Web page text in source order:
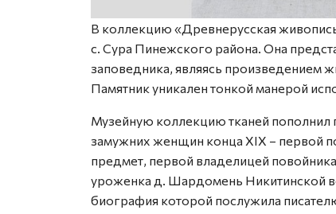
В коллекцию «Древнерусская
с. Сура Пинежского района. Она
заповедника, являясь произведением
Памятник уникален тонкой манерой
Музейную коллекцию тканей
замужних женщин конца XIX – первой
предмет, первой владелицей
уроженка д. Шардомень Никитинской
биография которой послужила